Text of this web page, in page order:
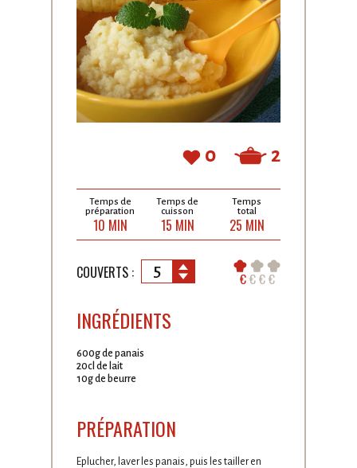
0 2
Temps de
préparation
10 MIN
Temps de
cuisson
15 MIN
Temps
total
25 MIN
COUVERTS : 5 € € € €
INGRÉDIENTS
600g de panais
20cl de lait
10g de beurre
PRÉPARATION
Eplucher, laver les panais, puis les tailler en